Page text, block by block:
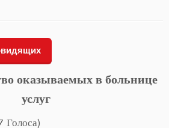
оказываемых в больнице
услуг